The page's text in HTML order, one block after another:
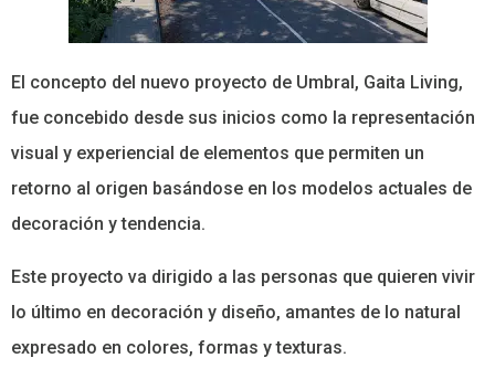
El concepto del nuevo proyecto de Umbral, Gaita Living,
fue concebido desde sus inicios como la representación
visual y experiencial de elementos que permiten un
retorno al origen basándose en los modelos actuales de
decoración y tendencia.
Este proyecto va dirigido a las personas que quieren vivir
lo último en decoración y diseño, amantes de lo natural
expresado en colores, formas y texturas.